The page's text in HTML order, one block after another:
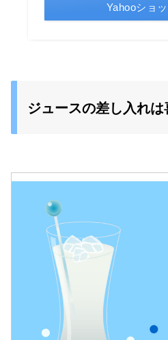
Yahooショ
ジュースの差し入れは